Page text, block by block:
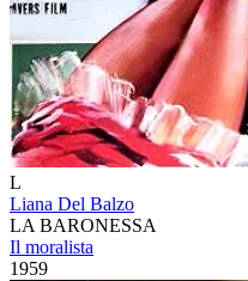
L
Liana Del Balzo
LA BARONESSA
Il moralista
1959